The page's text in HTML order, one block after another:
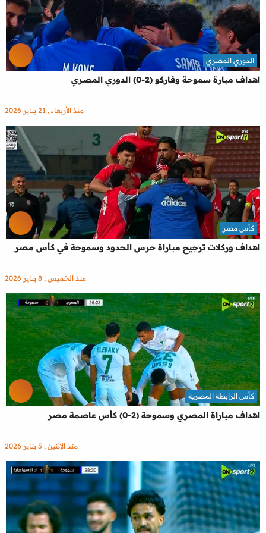
اهداف مبارة سموحة وفاركو (2-0) الدوري المصري
الدوري المصري
منذ الأربعاء , 21 يناير 2026
اهداف وركلات ترجيح مباراة حرس الحدود وسموحة في كأس مصر
كأس مصر
منذ الخميس , 8 يناير 2026
اهداف مباراة المصري وسموحة (2-0) كأس عاصمة مصر
كأس الرابطة المصرية
منذ الإثنين , 5 يناير 2026